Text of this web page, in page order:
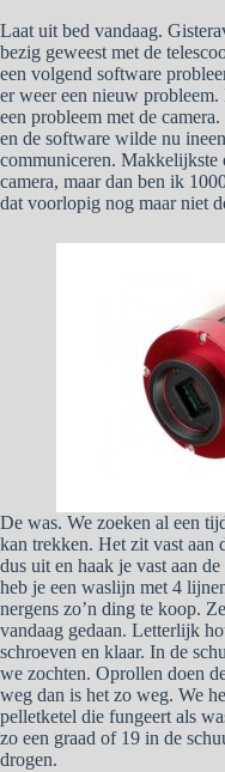
Laat uit bed vandaag.
bezig geweest met de
een volgend software
er weer een nieuw
een probleem met de
en de software wilde nu
communiceren. Makkelijkste
camera, maar dan ben ik
dat voorlopig nog maar niet
De was. We zoeken al een
kan trekken. Het zit vast aan
dus uit en haak je vast aan
heb je een waslijn met 4
nergens zo’n ding te koop.
vandaag gedaan. Letterlijk
schroeven en klaar. In de
we zochten. Oprollen doen
weg dan is het zo weg. We
pelletketel die fungeert als
zo een graad of 19 in de
drogen.